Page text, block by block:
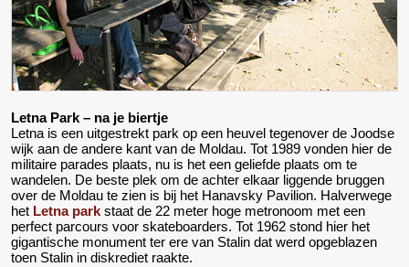
Letna Park – na je biertje
Letna is een uitgestrekt park op een heuvel tegenover de Joodse
wijk aan de andere kant van de Moldau. Tot 1989 vonden hier de
militaire parades plaats, nu is het een geliefde plaats om te
wandelen. De beste plek om de achter elkaar liggende bruggen
over de Moldau te zien is bij het Hanavsky Pavilion. Halverwege
het Letna parkstaat de 22 meter hoge metronoom met een
perfect parcours voor skateboarders. Tot 1962 stond hier het
gigantische monument ter ere van Stalin dat werd opgeblazen
toen Stalin in diskrediet raakte.